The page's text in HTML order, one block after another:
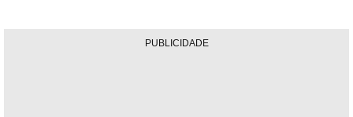
PUBLICIDADE